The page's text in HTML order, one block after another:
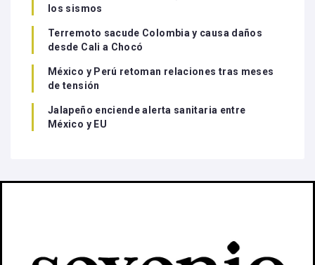
los sismos
Terremoto sacude Colombia y causa daños
desde Cali a Chocó
México y Perú retoman relaciones tras meses
de tensión
Jalapeño enciende alerta sanitaria entre
México y EU